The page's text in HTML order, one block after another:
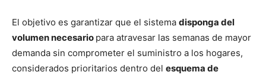
El objetivo es garantizar que el sistema disponga del
volumen necesario para atravesar las semanas de mayor
demanda sin comprometer el suministro a los hogares,
considerados prioritarios dentro del esquema de